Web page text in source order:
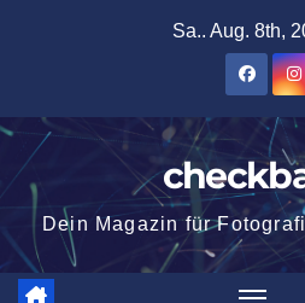
Sa.. Aug. 8th,
Dein Magazin für